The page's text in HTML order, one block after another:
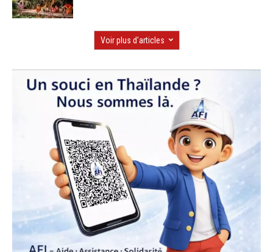
Voir plus d'articles